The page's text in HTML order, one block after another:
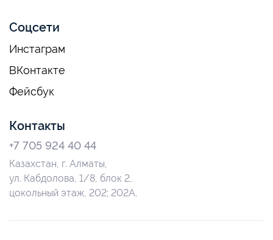
Соцсети
Инстаграм
ВКонтакте
Фейсбук
Контакты
+7 705 924 40 44
Казахстан, г. Алматы,
ул. Кабдолова, 1/8, блок 2,
цокольный этаж, 202; 202А.